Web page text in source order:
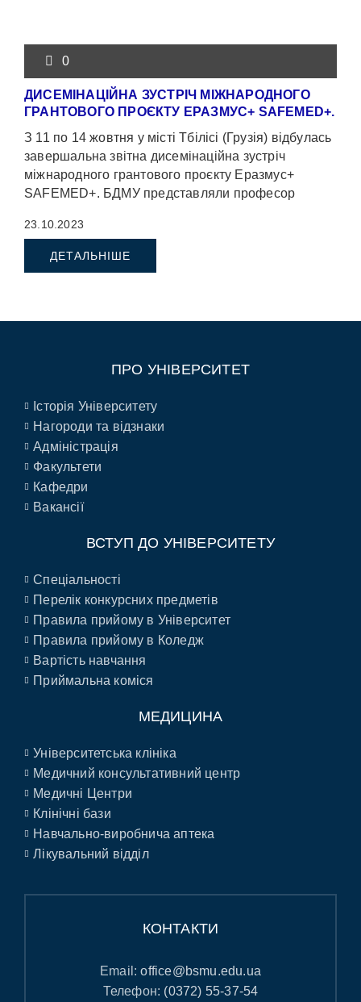
0
ДИСЕМІНАЦІЙНА ЗУСТРІЧ МІЖНАРОДНОГО
ГРАНТОВОГО ПРОЄКТУ ЕРАЗМУС+ SAFEMED+.
З 11 по 14 жовтня у місті Тбілісі (Грузія) відбулась
завершальна звітна дисемінаційна зустріч
міжнародного грантового проєкту Еразмус+
SAFEMED+. БДМУ представляли професор
23.10.2023
ДЕТАЛЬНІШЕ
ПРО УНІВЕРСИТЕТ
Історія Університету
Нагороди та відзнаки
Адміністрація
Факультети
Кафедри
Вакансії
ВСТУП ДО УНІВЕРСИТЕТУ
Спеціальності
Перелік конкурсних предметів
Правила прийому в Університет
Правила прийому в Коледж
Вартість навчання
Приймальна коміся
МЕДИЦИНА
Університетська клініка
Медичний консультативний центр
Медичні Центри
Клінічні бази
Навчально-виробнича аптека
Лікувальний відділ
КОНТАКТИ
Email:office@bsmu.edu.ua
Телефон: (0372) 55-37-54